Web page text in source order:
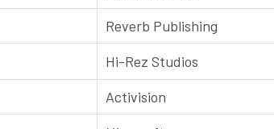
Reverb Publishing
Hi-Rez Studios
Activision